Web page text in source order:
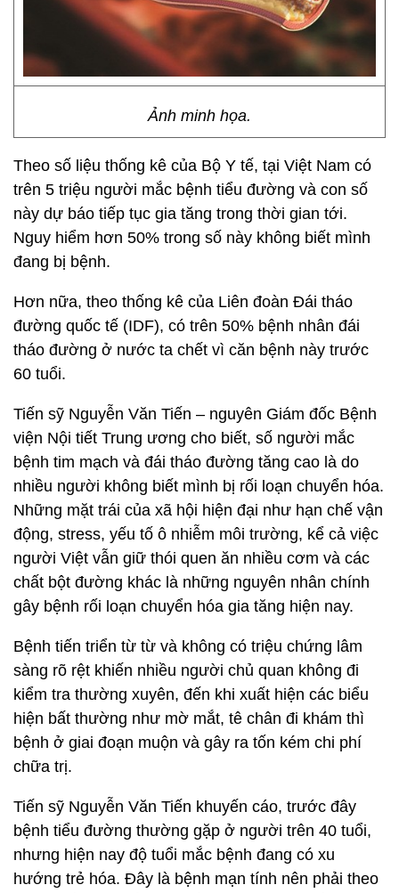
Ảnh minh họa.
Theo số liệu thống kê của Bộ Y tế, tại Việt Nam có
trên 5 triệu người mắc bệnh tiểu đường và con số
này dự báo tiếp tục gia tăng trong thời gian tới.
Nguy hiểm hơn 50% trong số này không biết mình
đang bị bệnh.
Hơn nữa, theo thống kê của Liên đoàn Đái tháo
đường quốc tế (IDF), có trên 50% bệnh nhân đái
tháo đường ở nước ta chết vì căn bệnh này trước
60 tuổi.
Tiến sỹ Nguyễn Văn Tiến – nguyên Giám đốc Bệnh
viện Nội tiết Trung ương cho biết, số người mắc
bệnh tim mạch và đái tháo đường tăng cao là do
nhiều người không biết mình bị rối loạn chuyển hóa.
Những mặt trái của xã hội hiện đại như hạn chế vận
động, stress, yếu tố ô nhiễm môi trường, kể cả việc
người Việt vẫn giữ thói quen ăn nhiều cơm và các
chất bột đường khác là những nguyên nhân chính
gây bệnh rối loạn chuyển hóa gia tăng hiện nay.
Bệnh tiến triển từ từ và không có triệu chứng lâm
sàng rõ rệt khiến nhiều người chủ quan không đi
kiểm tra thường xuyên, đến khi xuất hiện các biểu
hiện bất thường như mờ mắt, tê chân đi khám thì
bệnh ở giai đoạn muộn và gây ra tốn kém chi phí
chữa trị.
Tiến sỹ Nguyễn Văn Tiến khuyến cáo, trước đây
bệnh tiểu đường thường gặp ở người trên 40 tuổi,
nhưng hiện nay độ tuổi mắc bệnh đang có xu
hướng trẻ hóa. Đây là bệnh mạn tính nên phải theo